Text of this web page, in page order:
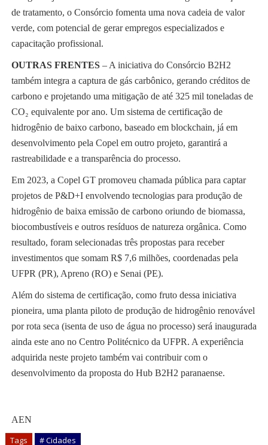
de tratamento, o Consórcio fomenta uma nova cadeia de valor
verde, com potencial de gerar empregos especializados e
capacitação profissional.
OUTRAS FRENTES– A iniciativa do Consórcio B2H2
também integra a captura de gás carbônico, gerando créditos de
carbono e projetando uma mitigação de até 325 mil toneladas de
CO₂ equivalente por ano. Um sistema de certificação de
hidrogênio de baixo carbono, baseado em blockchain, já em
desenvolvimento pela Copel em outro projeto, garantirá a
rastreabilidade e a transparência do processo.
Em 2023, a Copel GT promoveu chamada pública para captar
projetos de P&D+I envolvendo tecnologias para produção de
hidrogênio de baixa emissão de carbono oriundo de biomassa,
biocombustíveis e outros resíduos de natureza orgânica. Como
resultado, foram selecionadas três propostas para receber
investimentos que somam R$ 7,6 milhões, coordenadas pela
UFPR (PR), Apreno (RO) e Senai (PE).
Além do sistema de certificação, como fruto dessa iniciativa
pioneira, uma planta piloto de produção de hidrogênio renovável
por rota seca (isenta de uso de água no processo) será inaugurada
ainda este ano no Centro Politécnico da UFPR. A experiência
adquirida neste projeto também vai contribuir com o
desenvolvimento da proposta do Hub B2H2 paranaense.
AEN
Tags # Cidades